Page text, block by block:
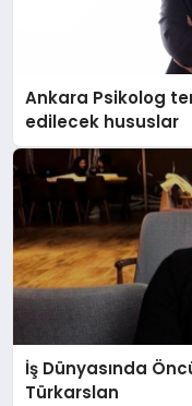
Ankara Psikolog
edilecek hususlar
İş Dünyasında
Türkarslan